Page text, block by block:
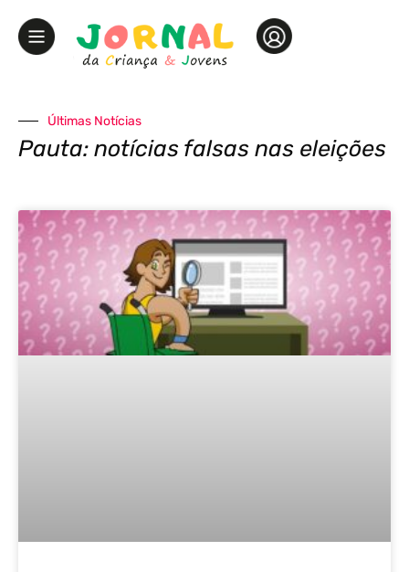
Últimas Notícias
Pauta: notícias falsas nas eleições